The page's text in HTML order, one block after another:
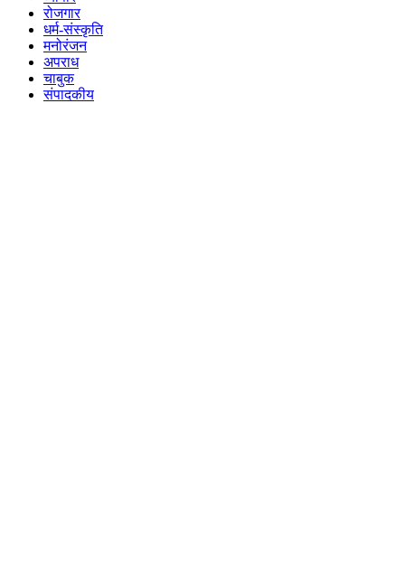
रोजगार
धर्म-संस्कृति
मनोरंजन
अपराध
चाबुक
संपादकीय